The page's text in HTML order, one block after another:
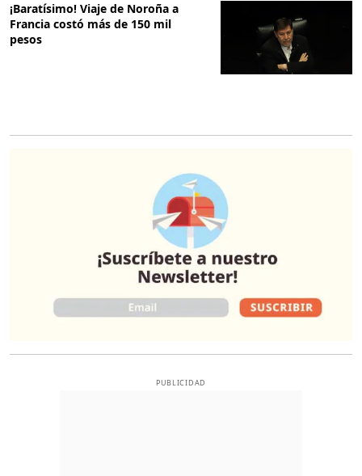
¡Baratísimo! Viaje de Noroña a
Francia costó más de 150 mil
pesos
PUBLICIDAD